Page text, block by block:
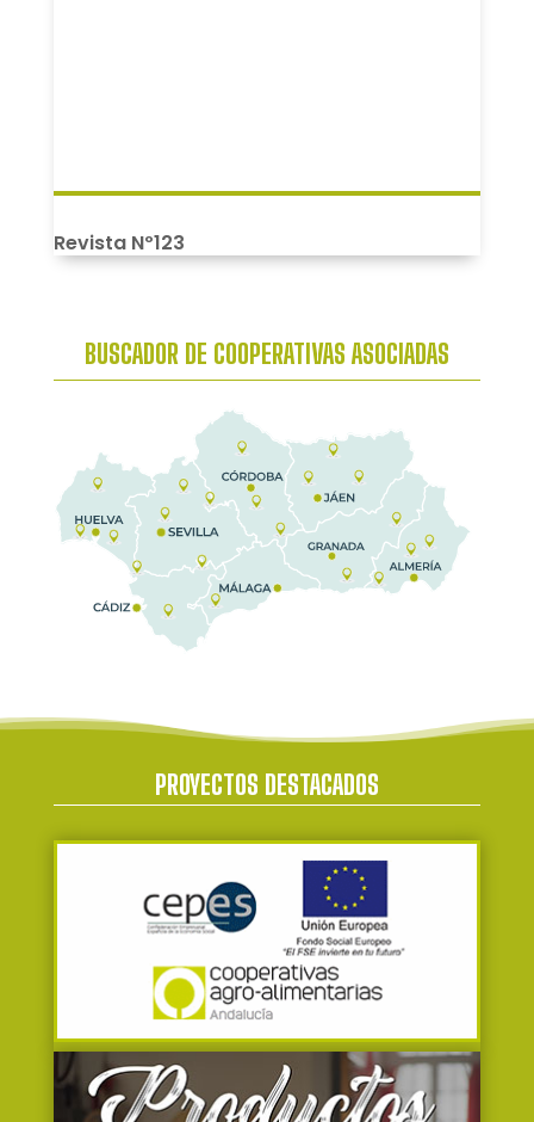
Revista Nº123
BUSCADOR DE COOPERATIVAS ASOCIADAS
PROYECTOS DESTACADOS